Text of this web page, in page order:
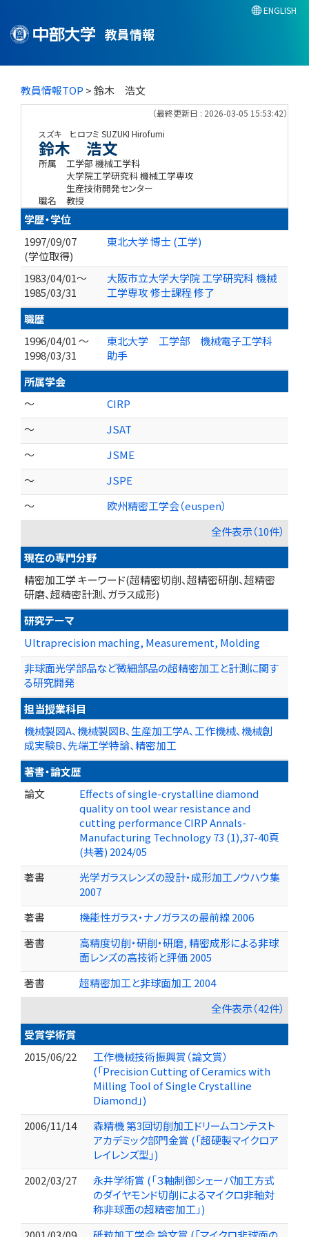
教員情報
ENGLISH
教員情報TOP > 鈴木 浩文
（最終更新日 : 2026-03-05 15:53:42）
スズキ ヒロフミ SUZUKI Hirofumi
鈴木 浩文
所属
工学部 機械工学科
大学院工学研究科 機械工学専攻
生産技術開発センター
職名
教授
学歴・学位
1997/09/07
(学位取得)
東北大学 博士 (工学)
1983/04/01～
1985/03/31
大阪市立大学大学院 工学研究科 機械
工学専攻 修士課程 修了
職歴
1996/04/01 ～
1998/03/31
東北大学 工学部 機械電子工学科
助手
所属学会
～
CIRP
～
JSAT
～
JSME
～
JSPE
～
欧州精密工学会（euspen）
全件表示（10件）
現在の専門分野
精密加工学 キーワード(超精密切削、超精密研削、超精密
研磨、超精密計測、ガラス成形)
研究テーマ
Ultraprecision maching, Measurement, Molding
非球面光学部品など微細部品の超精密加工と計測に関す
る研究開発
担当授業科目
機械製図A、機械製図B、生産加工学A、工作機械、機械創
成実験B、先端工学特論、精密加工
著書・論文歴
論文
Effects of single-crystalline diamond
quality on tool wear resistance and
cutting performance CIRP Annals-
Manufacturing Technology 73 (1),37-40頁
(共著) 2024/05
著書
光学ガラスレンズの設計・成形加工ノウハウ集
2007
著書
機能性ガラス・ナノガラスの最前線 2006
著書
高精度切削・研削・研磨, 精密成形による非球
面レンズの高技術と評価 2005
著書
超精密加工と非球面加工 2004
全件表示（42件）
受賞学術賞
2015/06/22
工作機械技術振興賞（論文賞）
(「Precision Cutting of Ceramics with
Milling Tool of Single Crystalline
Diamond」)
2006/11/14
森精機 第3回切削加工ドリームコンテスト
アカデミック部門金賞 (「超硬製マイクロア
レイレンズ型」)
2002/03/27
永井学術賞 (「３軸制御シェーパ加工方式
のダイヤモンド切削によるマイクロ非軸対
称非球面の超精密加工」)